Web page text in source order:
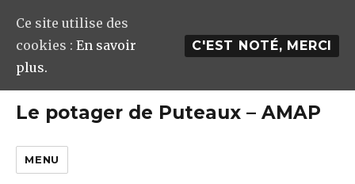
Le potager de Puteaux – AMAP
MENU
Ce site utilise des
cookies : En savoir
plus.
C'EST NOTÉ, MERCI